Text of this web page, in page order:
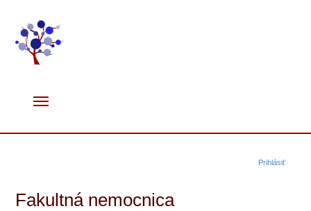
Prihlásiť
Fakultná nemocnica